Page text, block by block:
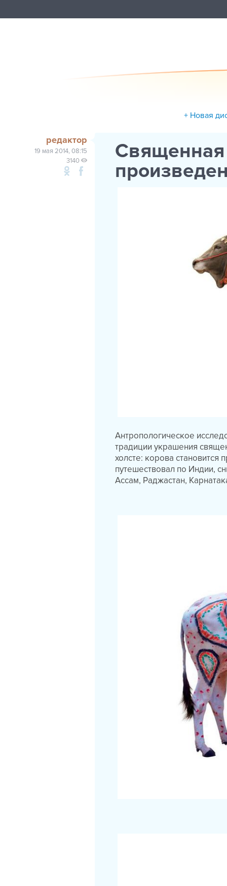
+ Новая
редактор
19 мая 2014, 08:15
3140
Священная
Антропологическое
традиции украшения
холсте: корова становится
путешествовал по Индии,
Ассам, Раджастан,